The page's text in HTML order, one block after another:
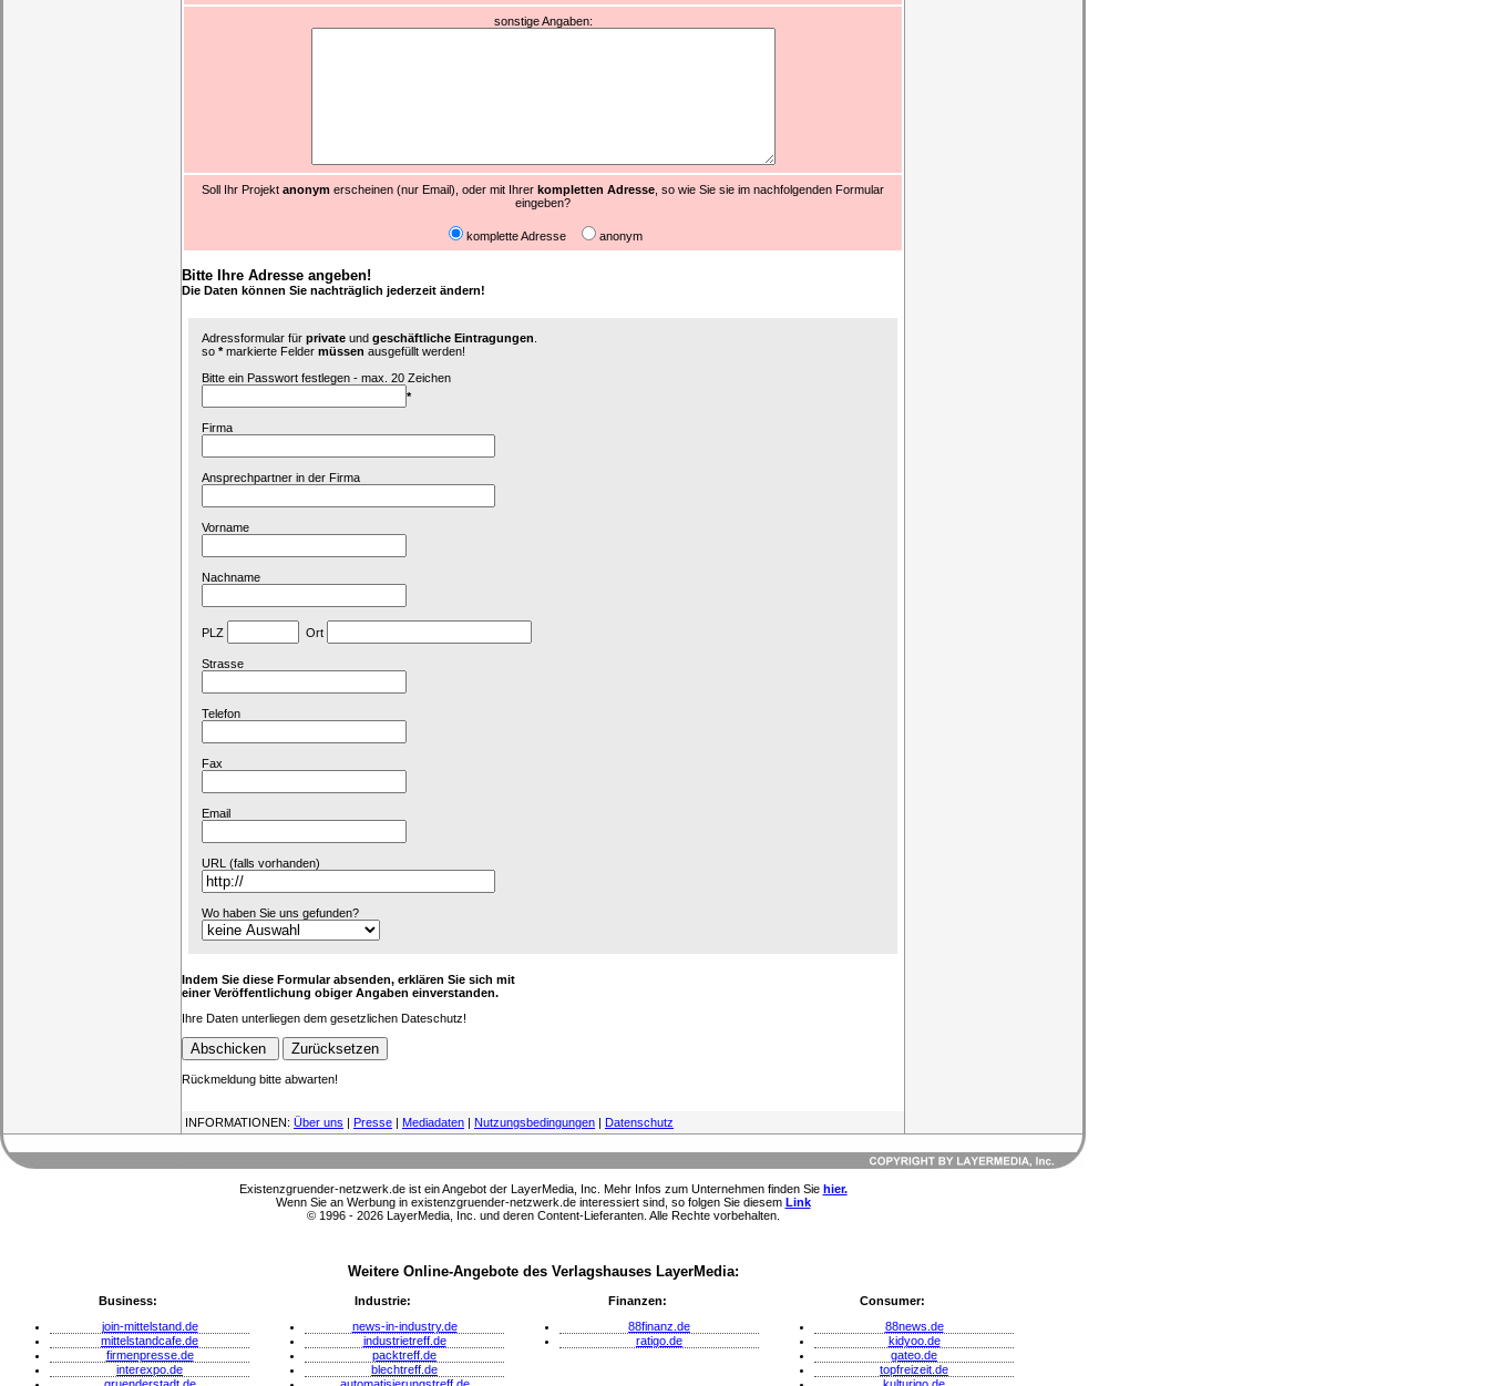
sonstige Angaben:
Soll Ihr Projekt anonym erscheinen (nur Email), oder mit Ihrer kompletten Adresse , so wie Sie sie im nachfolgenden Formular
eingeben?
komplette Adresse anonym
Bitte Ihre Adresse angeben!
Die Daten können Sie nachträglich jederzeit ändern!
Adressformular für private und geschäftliche Eintragungen
so *markierte Felder müssen ausgefüllt werden!
Bitte ein Passwort festlegen - max. 20 Zeichen
*
Firma
Ansprechpartner in der Firma
Vorname
Nachname
PLZ Ort
Strasse
Telefon
Fax
Email
URL (falls vorhanden)
Wo haben Sie uns gefunden?
Indem Sie diese Formular absenden, erklären Sie sich mit
einer Veröffentlichung obiger Angaben einverstanden.
Ihre Daten unterliegen dem gesetzlichen Dateschutz!
Rückmeldung bitte abwarten!
INFORMATIONEN: Über uns | Presse | Mediadaten | Nutzungsbedingungen | Datenschutz
Existenzgruender-netzwerk.de ist ein Angebot der LayerMedia, Inc. Mehr Infos zum Unternehmen finden Sie hier.
Wenn Sie an Werbung in existenzgruender-netzwerk.de interessiert sind, so folgen Sie diesem Link
© 1996 - 2026 LayerMedia, Inc. und deren Content-Lieferanten. Alle Rechte vorbehalten.
Weitere Online-Angebote des Verlagshauses LayerMedia:
Business:
join-mittelstand.de
mittelstandcafe.de
firmenpresse.de
interexpo.de
Industrie:
news-in-industry.de
industrietreff.de
packtreff.de
blechtreff.de
Finanzen:
88finanz.de
ratigo.de
Consumer:
88news.de
kidyoo.de
gateo.de
topfreizeit.de